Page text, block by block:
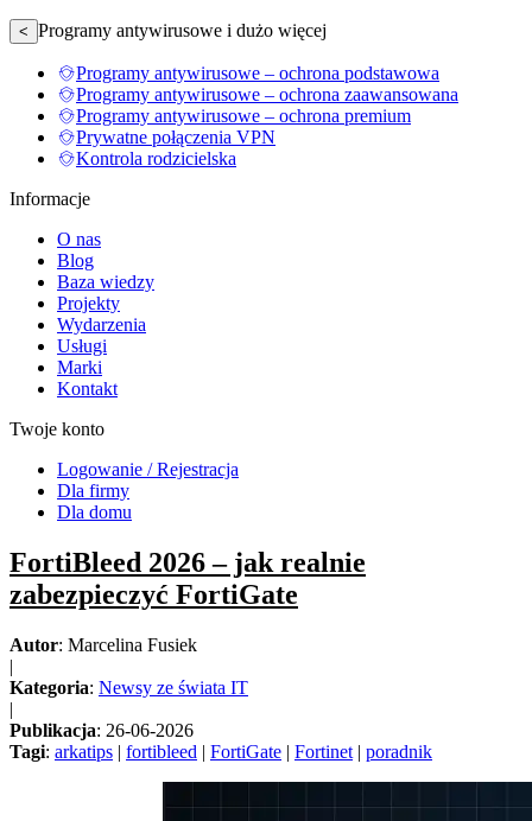
< Programy antywirusowe i dużo więcej
Programy antywirusowe – ochrona podstawowa
Programy antywirusowe – ochrona zaawansowana
Programy antywirusowe – ochrona premium
Prywatne połączenia VPN
Kontrola rodzicielska
Informacje
O nas
Blog
Baza wiedzy
Projekty
Wydarzenia
Usługi
Marki
Kontakt
Twoje konto
Logowanie / Rejestracja
Dla firmy
Dla domu
FortiBleed 2026 – jak realnie
zabezpieczyć FortiGate
Autor: Marcelina Fusiek
|
Kategoria: Newsy ze świata IT
|
Publikacja: 26-06-2026
Tagi: arkatips | fortibleed | FortiGate | Fortinet | poradnik